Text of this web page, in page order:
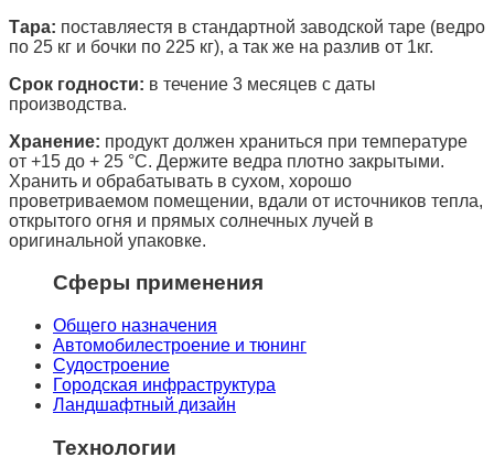
Тара: поставляестя в стандартной заводской таре (ведро
по 25 кг и бочки по 225 кг), а так же на разлив от 1кг.
Срок годности: в течение 3 месяцев с даты
производства.
Хранение: продукт должен храниться при температуре
от +15 до + 25 °C. Держите ведра плотно закрытыми.
Хранить и обрабатывать в сухом, хорошо
проветриваемом помещении, вдали от источников тепла,
открытого огня и прямых солнечных лучей в
оригинальной упаковке.
Сферы применения
Общего назначения
Автомобилестроение и тюнинг
Судостроение
Городская инфраструктура
Ландшафтный дизайн
Технологии